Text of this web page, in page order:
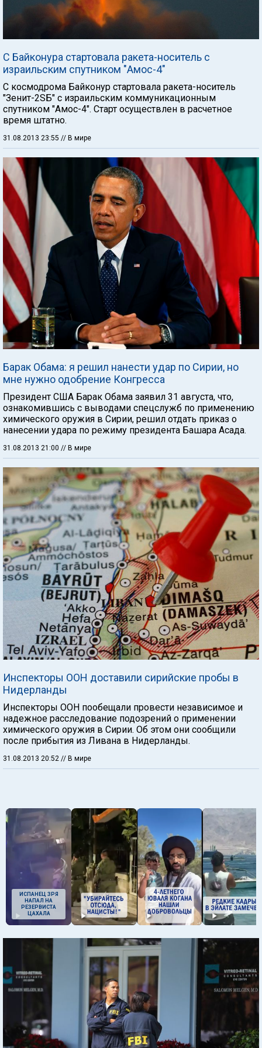
С Байконура стартовала ракета-носитель с
израильским спутником "Амос-4"
С космодрома Байконур стартовала ракета-носитель
"Зенит-2SБ" с израильским коммуникационным
спутником "Амос-4". Старт осуществлен в расчетное
время штатно.
31.08.2013 23:55 // В мире
Барак Обама: я решил нанести удар по Сирии, но
мне нужно одобрение Конгресса
Президент США Барак Обама заявил 31 августа, что,
ознакомившись с выводами спецслужб по применению
химического оружия в Сирии, решил отдать приказ о
нанесении удара по режиму президента Башара Асада.
31.08.2013 21:00 // В мире
Инспекторы ООН доставили сирийские пробы в
Нидерланды
Инспекторы ООН пообещали провести независимое и
надежное расследование подозрений о применении
химического оружия в Сирии. Об этом они сообщили
после прибытия из Ливана в Нидерланды.
31.08.2013 20:52 // В мире
ИСПАНЕЦ ЗРЯ
НАПАЛ НА
РЕЗЕРВИСТА
ЦАХАЛА